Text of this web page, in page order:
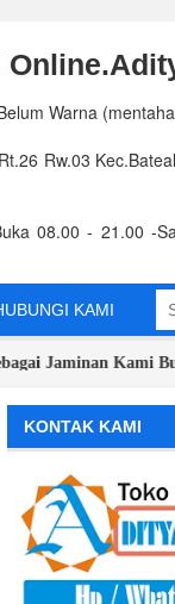
Warna
Rw.03
08.00 - 21.00 -
KAMI
Kami
KONTAK KAMI